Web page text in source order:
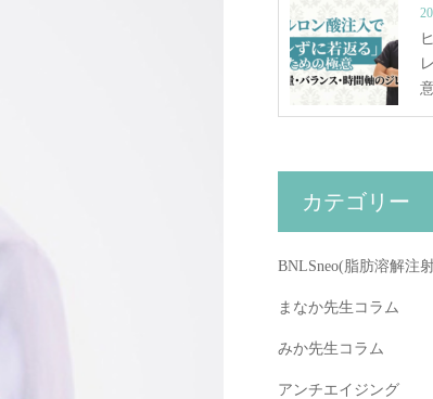
カテゴリー
BNLSneo(脂肪溶解注
まなか先生コラム
みか先生コラム
アンチエイジング